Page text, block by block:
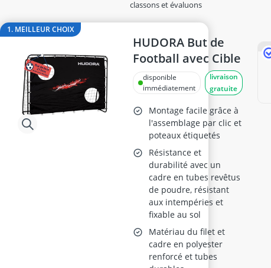
antivol vélo connecté
antivol vélo électrique
antivol vélo enfant
antivol vélo léger
Appareil musculation dos
classons et évaluons
1. MEILLEUR CHOIX
HUDORA But de
Football avec Cible
disponible
immédiatement
livraison
gratuite
Montage facile grâce à
l'assemblage par clic et
poteaux étiquetés
Résistance et
durabilité avec un
cadre en tubes revêtus
de poudre, résistant
aux intempéries et
fixable au sol
Matériau du filet et
cadre en polyester
renforcé et tubes